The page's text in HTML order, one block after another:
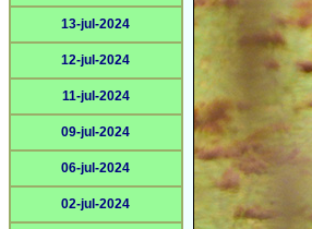
13-jul-2024
12-jul-2024
11-jul-2024
09-jul-2024
06-jul-2024
02-jul-2024